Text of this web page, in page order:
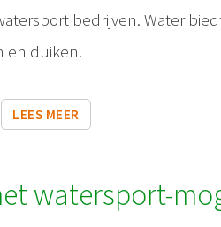
bedrijven. Water
en duiken.
LEES MEER
watersport-